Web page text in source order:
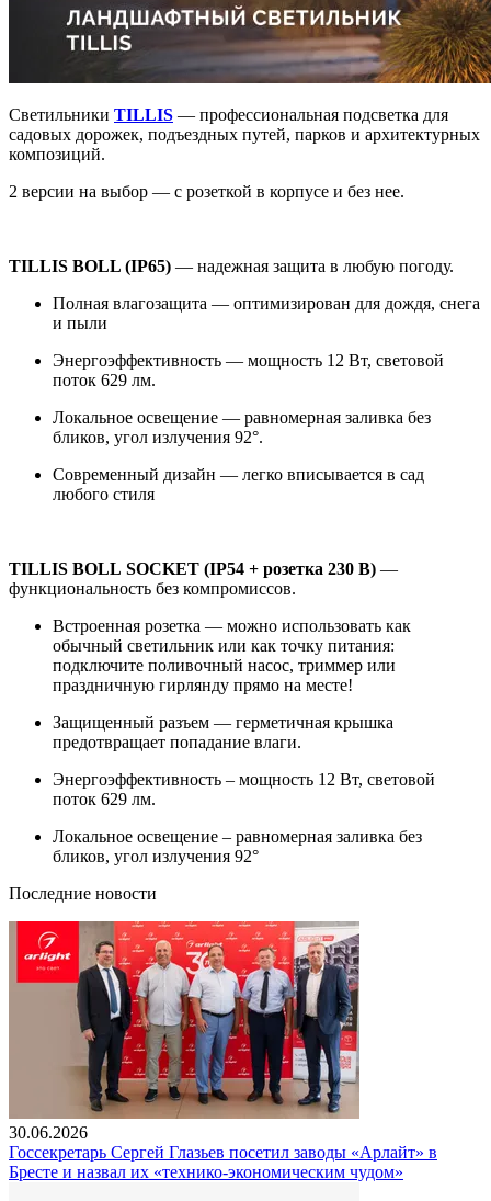
Светильники TILLIS — профессиональная подсветка для
садовых дорожек, подъездных путей, парков и архитектурных
композиций.
2 версии на выбор — с розеткой в корпусе и без нее.
TILLIS BOLL (IP65) — надежная защита в любую погоду.
Полная влагозащита — оптимизирован для дождя, снега
и пыли
Энергоэффективность — мощность 12 Вт, световой
поток 629 лм.
Локальное освещение — равномерная заливка без
бликов, угол излучения 92°.
Современный дизайн — легко вписывается в сад
любого стиля
TILLIS BOLL SOCKET (IP54 + розетка 230 В) —
функциональность без компромиссов.
Встроенная розетка — можно использовать как
обычный светильник или как точку питания:
подключите поливочный насос, триммер или
праздничную гирлянду прямо на месте!
Защищенный разъем — герметичная крышка
предотвращает попадание влаги.
Энергоэффективность – мощность 12 Вт, световой
поток 629 лм.
Локальное освещение – равномерная заливка без
бликов, угол излучения 92°
Последние новости
30.06.2026
Госсекретарь Сергей Глазьев посетил заводы «Арлайт» в
Бресте и назвал их «технико-экономическим чудом»